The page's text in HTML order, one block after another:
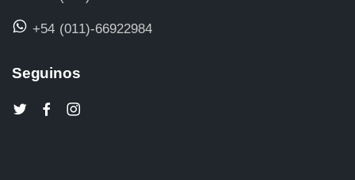
+54 (011)-66922984
Seguinos